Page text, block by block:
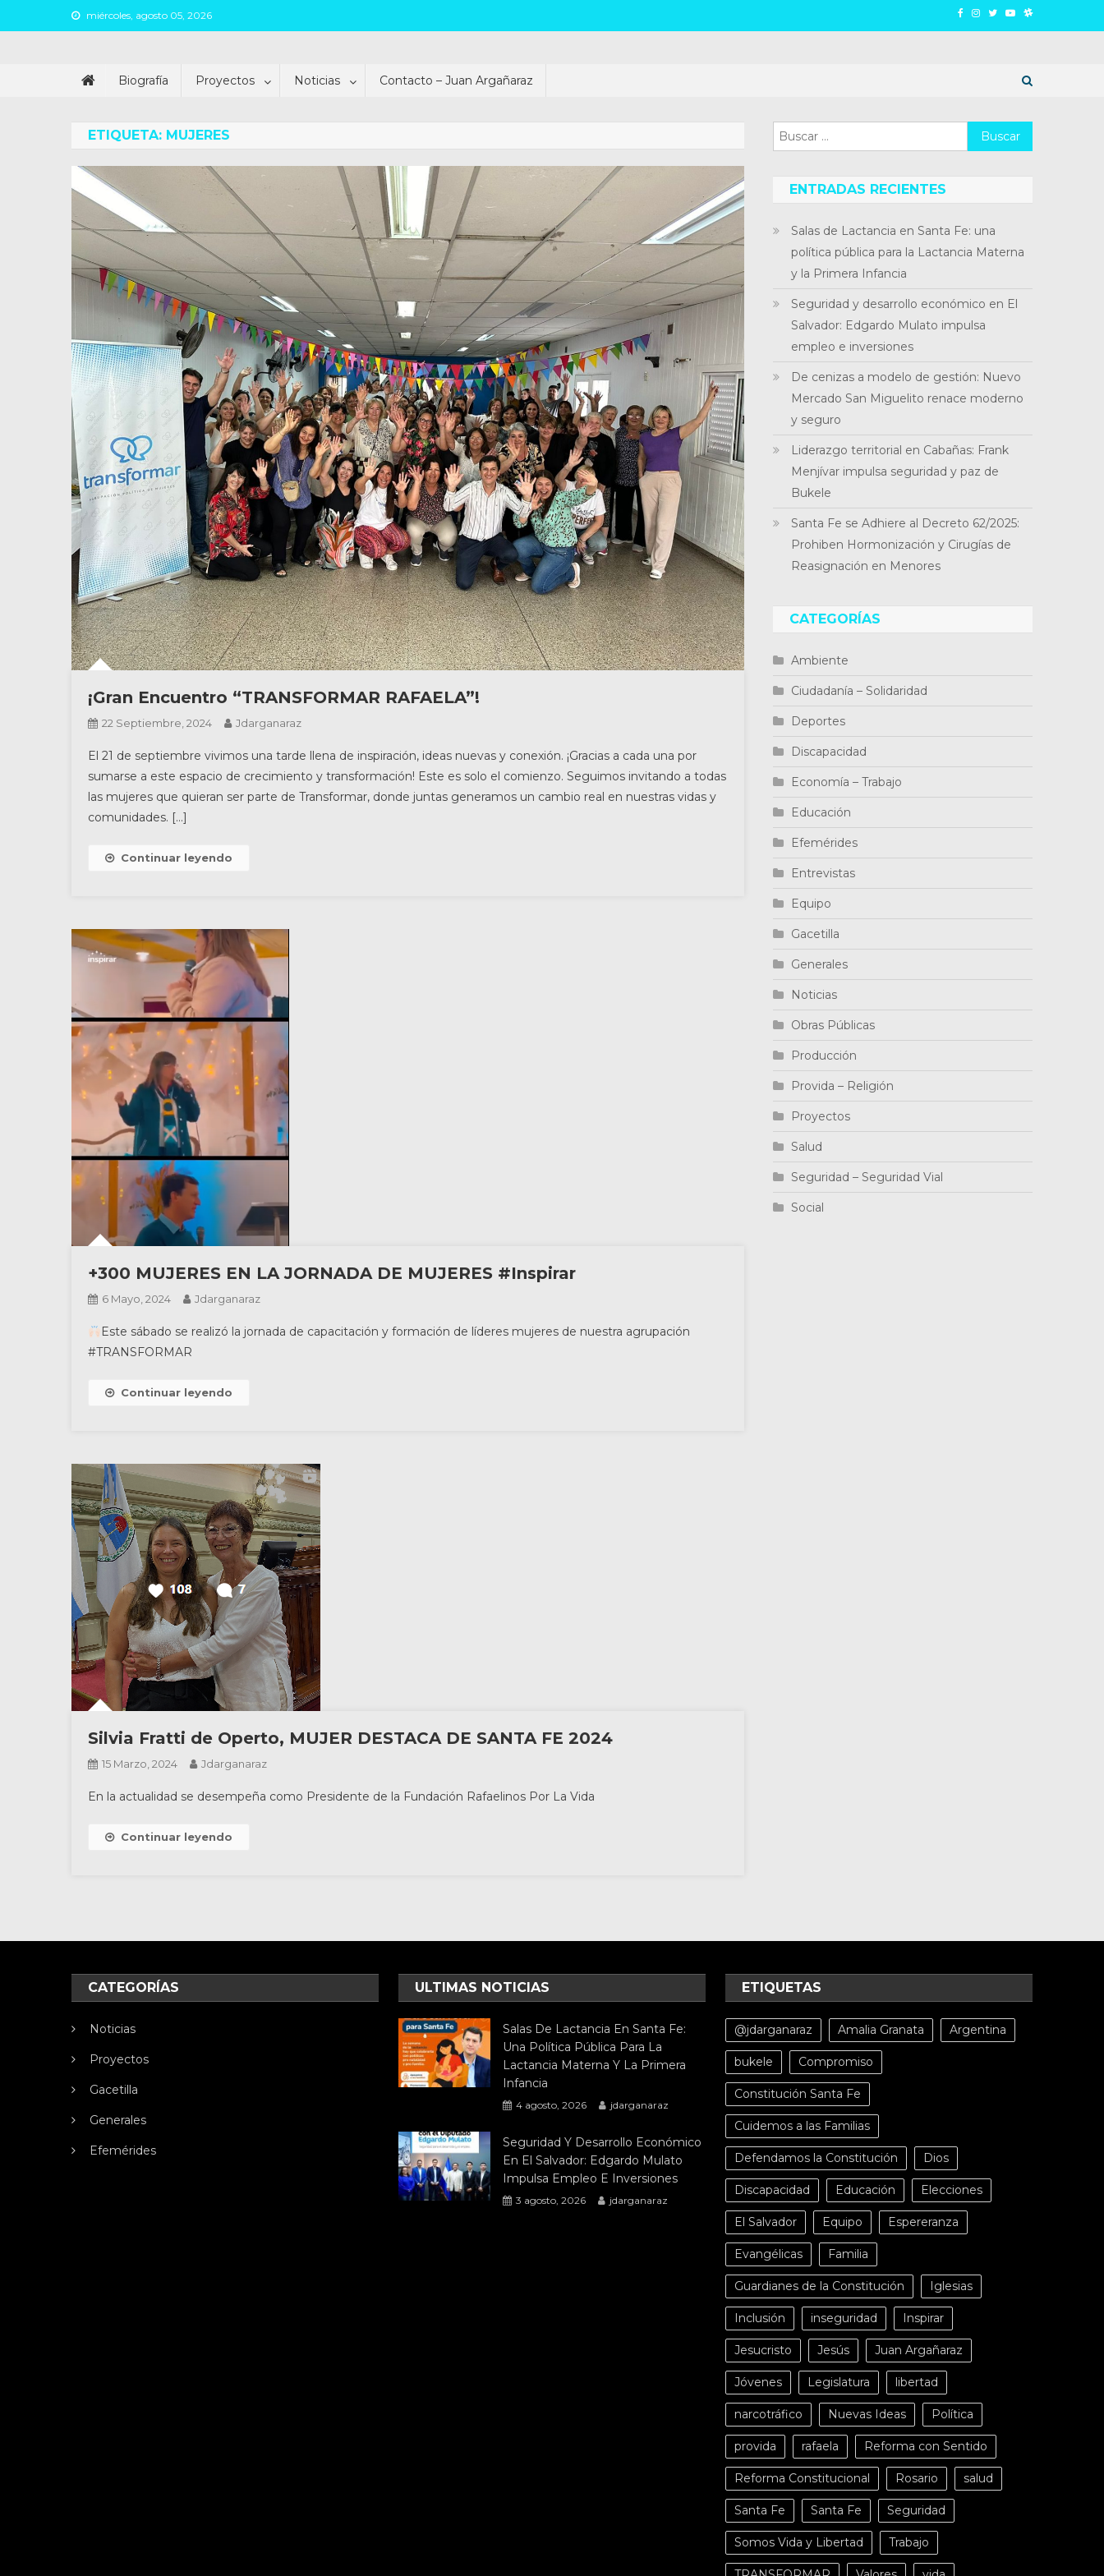
to
miércoles, agosto 05, 2026
Biografía
Proyectos Noticias Contacto – Juan Argañaraz
ETIQUETA: MUJERES
¡Gran Encuentro “TRANSFORMAR RAFAELA”!
22 Septiembre, 2024 Jdarganaraz
El 21 de septiembre vivimos una tarde llena de inspiración, ideas nuevas y conexión. ¡Gracias a cada una por
sumarse a este espacio de crecimiento y transformación! Este es solo el comienzo. Seguimos invitando a todas
las mujeres que quieran ser parte de Transformar, donde juntas generamos un cambio real en nuestras vidas y
comunidades. […]
Continuar leyendo
+300 MUJERES EN LA JORNADA DE MUJERES #Inspirar
6 Mayo, 2024 Jdarganaraz
Este sábado se realizó la jornada de capacitación y formación de líderes mujeres de nuestra agrupación
#TRANSFORMAR
Continuar leyendo
Silvia Fratti de Operto, MUJER DESTACA DE SANTA FE 2024
15 Marzo, 2024 Jdarganaraz
En la actualidad se desempeña como Presidente de la Fundación Rafaelinos Por La Vida
Continuar leyendo
Buscar:
ENTRADAS RECIENTES
Salas de Lactancia en Santa Fe: una
política pública para la Lactancia Materna
y la Primera Infancia
Seguridad y desarrollo económico en El
Salvador: Edgardo Mulato impulsa
empleo e inversiones
De cenizas a modelo de gestión: Nuevo
Mercado San Miguelito renace moderno
y seguro
Liderazgo territorial en Cabañas: Frank
Menjívar impulsa seguridad y paz de
Bukele
Santa Fe se Adhiere al Decreto 62/2025:
Prohiben Hormonización y Cirugías de
Reasignación en Menores
CATEGORÍAS
Ambiente
Ciudadanía – Solidaridad
Deportes
Discapacidad
Economía – Trabajo
Educación
Efemérides
Entrevistas
Equipo
Gacetilla
Generales
Noticias
Obras Públicas
Producción
Provida – Religión
Proyectos
Salud
Seguridad – Seguridad Vial
Social
CATEGORÍAS
Noticias
Proyectos
Gacetilla
Generales
Efemérides
ULTIMAS NOTICIAS
Salas De Lactancia En Santa Fe:
Una Política Pública Para La
Lactancia Materna Y La Primera
Infancia
4 agosto, 2026 jdarganaraz
Seguridad Y Desarrollo Económico
En El Salvador: Edgardo Mulato
Impulsa Empleo E Inversiones
3 agosto, 2026 jdarganaraz
ETIQUETAS
@jdarganaraz Amalia Granata Argentina
bukele Compromiso
Constitución Santa Fe
Cuidemos a las Familias
Defendamos la Constitución Dios
Discapacidad Educación Elecciones
El Salvador Equipo Espereranza
Evangélicas Familia
Guardianes de la Constitución Iglesias
Inclusión inseguridad Inspirar
Jesucristo Jesús Juan Argañaraz
Jóvenes Legislatura libertad
narcotráfico Nuevas Ideas Política
provida rafaela Reforma con Sentido
Reforma Constitucional Rosario salud
Santa Fe Santa Fe Seguridad
Somos Vida y Libertad Trabajo